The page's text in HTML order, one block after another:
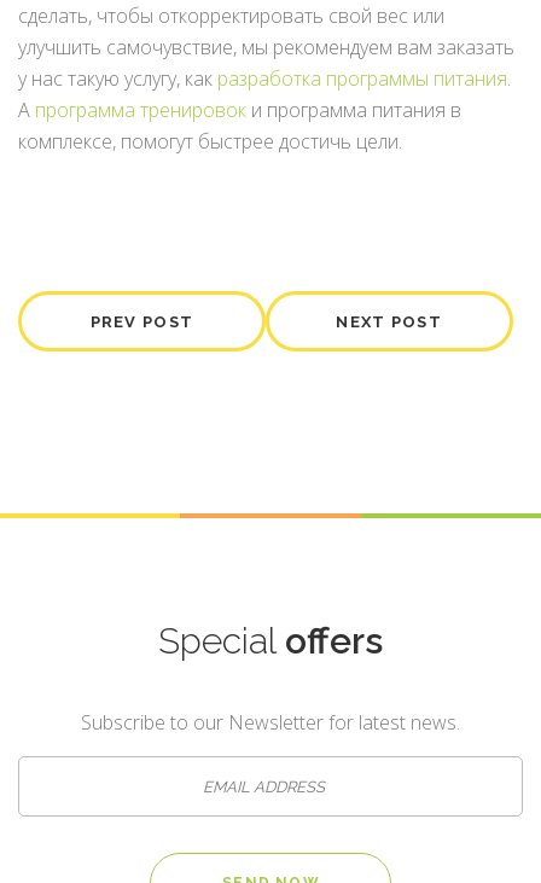
сделать, чтобы откорректировать свой вес или
улучшить самочувствие, мы рекомендуем вам заказать
у нас такую услугу, как разработка программы питания.
А программа тренировок и программа питания в
комплексе, помогут быстрее достичь цели.
PREV POST NEXT POST
Special offers
Subscribe to our Newsletter for latest news.